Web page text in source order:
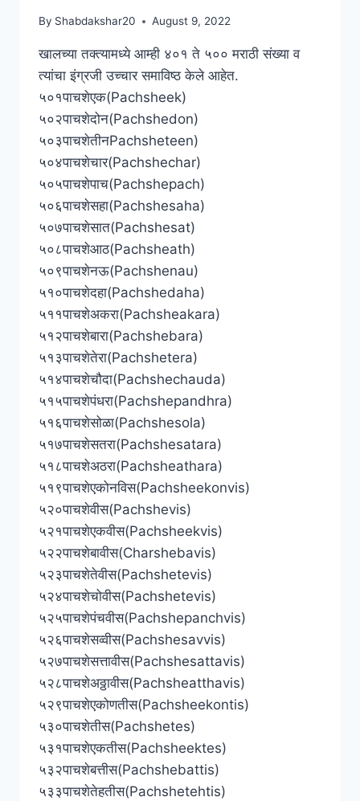
PRONUNCIATION
By Shabdakshar20 August 9, 2022
खालच्या तक्त्यामध्ये आम्ही ४०१ ते ५०० मराठी संख्या व
त्यांचा इंग्रजी उच्चार समाविष्ठ केले आहेत.
५०१पाचशेएक(Pachsheek)
५०२पाचशेदोन(Pachshedon)
५०३पाचशेतीनPachsheteen)
५०४पाचशेचार(Pachshechar)
५०५पाचशेपाच(Pachshepach)
५०६पाचशेसहा(Pachshesaha)
५०७पाचशेसात(Pachshesat)
५०८पाचशेआठ(Pachsheath)
५०९पाचशेनऊ(Pachshenau)
५१०पाचशेदहा(Pachshedaha)
५११पाचशेअकरा(Pachsheakara)
५१२पाचशेबारा(Pachshebara)
५१३पाचशेतेरा(Pachshetera)
५१४पाचशेचौदा(Pachshechauda)
५१५पाचशेपंधरा(Pachshepandhra)
५१६पाचशेसोळा(Pachshesola)
५१७पाचशेसतरा(Pachshesatara)
५१८पाचशेअठरा(Pachsheathara)
५१९पाचशेएकोनविस(Pachsheekonvis)
५२०पाचशेवीस(Pachshevis)
५२१पाचशेएकवीस(Pachsheekvis)
५२२पाचशेबावीस(Charshebavis)
५२३पाचशेतेवीस(Pachshetevis)
५२४पाचशेचोवीस(Pachshetevis)
५२५पाचशेपंचवीस(Pachshepanchvis)
५२६पाचशेसव्वीस(Pachshesavvis)
५२७पाचशेसत्तावीस(Pachshesattavis)
५२८पाचशेअठ्ठावीस(Pachsheatthavis)
५२९पाचशेएकोणतीस(Pachsheekontis)
५३०पाचशेतीस(Pachshetes)
५३१पाचशेएकतीस(Pachsheektes)
५३२पाचशेबत्तीस(Pachshebattis)
५३३पाचशेतेहतीस(Pachshetehtis)